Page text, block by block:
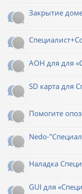
Закрытие
АОН для для
SD карта для
Помогите
Nedo-
Наладка
GUI для